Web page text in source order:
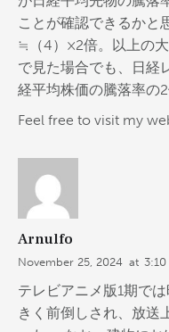
ことが確認できるかと
≒（4）×2倍。以上の
で見た場合でも、日経
経平均株価の騰落率の
Feel free to visit my
Arnulfo
November 25, 2024 at 3:10
テレビアニメ版1期で
きく前倒しされ、放送